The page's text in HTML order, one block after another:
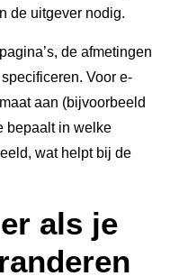
de uitgever nodig.
de afmetingen
Voor e-
aan (bijvoorbeeld
bepaalt in welke
wat helpt bij de
als je